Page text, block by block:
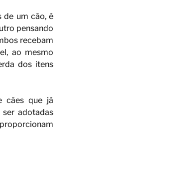
de um cão, é
pensando
recebam
ao mesmo
dos itens
cães que já
adotadas